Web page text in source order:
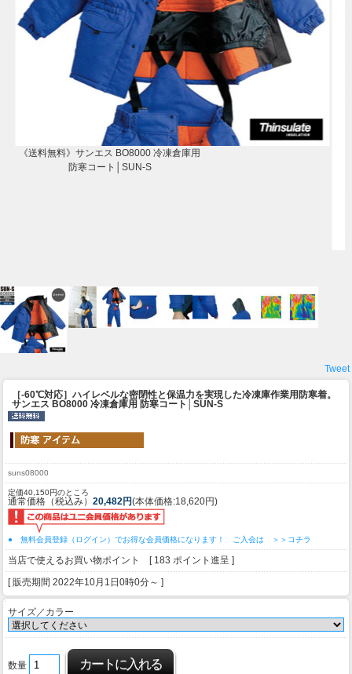
《送料無料》サンエス BO8000 冷凍倉庫用
防寒コート│SUN-S
Tweet
［-60℃対応］ハイレベルな密閉性と保温力を実現した冷凍庫作業用防寒着。
サンエス BO8000 冷凍倉庫用 防寒コート│SUN-S
suns08000
定価40,150円のところ
通常価格（税込み） 20,482円(本体価格:18,620円)
● 無料会員登録（ログイン）でお得な会員価格になります！ ご入会は ＞＞コチラ
当店で使えるお買い物ポイント [ 183 ポイント進呈 ]
[ 販売期間 2022年10月1日0時0分～ ]
サイズ／カラー
数量